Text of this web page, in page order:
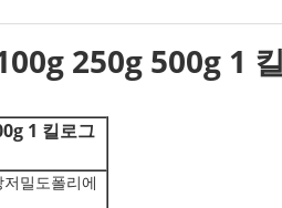
250g 500g 1
1 킬로그
밀도폴리에